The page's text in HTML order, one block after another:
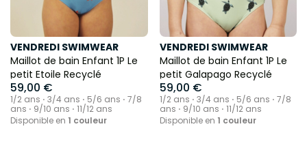
VENDREDI SWIMWEAR
Maillot de bain Enfant 1P Le
petit Etoile Recyclé
59,00 €
1/2 ans ⋅ 3/4 ans ⋅ 5/6 ans ⋅ 7/8
ans ⋅ 9/10 ans ⋅ 11/12 ans
Disponible en 1 couleur
VENDREDI SWIMWEAR
Maillot de bain Enfant 1P Le
petit Galapago Recyclé
59,00 €
1/2 ans ⋅ 3/4 ans ⋅ 5/6 ans ⋅ 7/8
ans ⋅ 9/10 ans ⋅ 11/12 ans
Disponible en 1 couleur